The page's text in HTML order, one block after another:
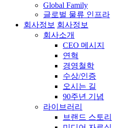
Global Family
글로벌 물류 인프라
회사정보 회사정보
회사소개
CEO 메시지
연혁
경영철학
수상/인증
오시는 길
90주년 기념
라이브러리
브랜드 스토리